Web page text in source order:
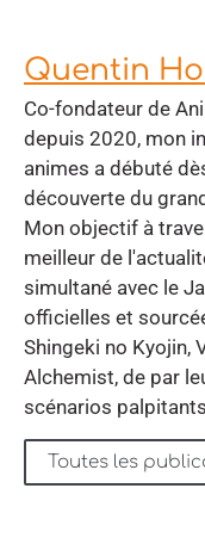
Quentin
Co-fondateur de
depuis 2020, mon
animes a débuté
découverte du
Mon objectif à
meilleur de
simultané avec le
officielles et
Shingeki no Kyojin,
Alchemist, de par
scénarios
Toutes les